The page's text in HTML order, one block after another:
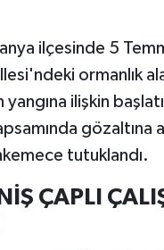
ilçesinde 5
ormanlık
yangına ilişkin
gözaltına
tutuklandı.
ÇAPLI